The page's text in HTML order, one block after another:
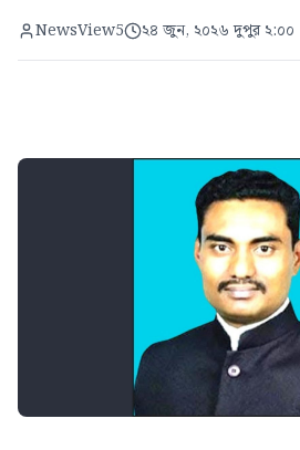
NewsView5 ২৪ জুন, ২০২৬ দুপুর ২:০০